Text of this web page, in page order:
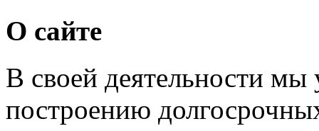
О сайте
В своей деятельности
построению